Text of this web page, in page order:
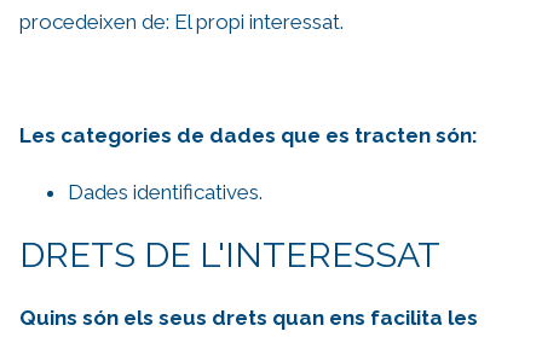
procedeixen de: El propi interessat.
Les categories de dades que es tracten són:
Dades identificatives.
DRETS DE L'INTERESSAT
Quins són els seus drets quan ens facilita les